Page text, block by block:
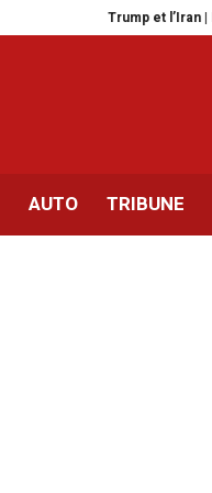
Trump et l’Iran | L’échec
AUTO TRIBUNE